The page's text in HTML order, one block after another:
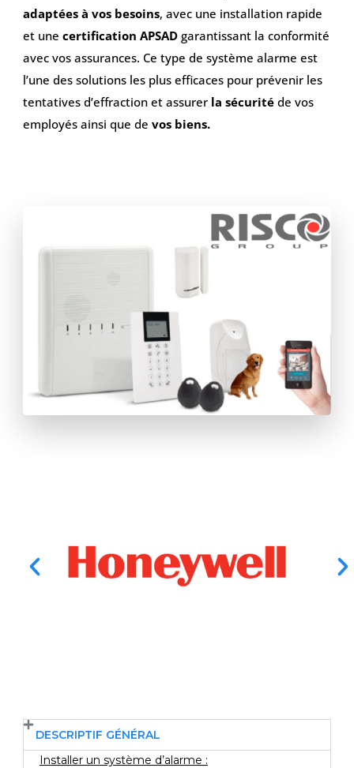
adaptées à vos besoins, avec une installation rapide
et une certification APSAD garantissant la conformité
avec vos assurances. Ce type de système alarme est
l’une des solutions les plus efficaces pour prévenir les
tentatives d’effraction et assurer la sécurité de vos
employés ainsi que de vos biens.
DESCRIPTIF GÉNÉRAL
Installer un système d’alarme :